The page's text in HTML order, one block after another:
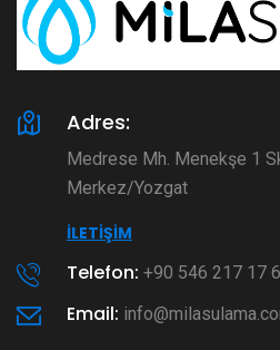
Adres:
Medrese Mh. Menekşe 1
Merkez/Yozgat
İLETIŞIM
Telefon: +90 546 217 17
Email: